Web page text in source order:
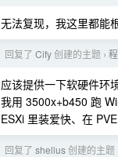
无法复现，我这里都能
回复了 Cify创建的主题 ›
应该提供一下软硬件环境
我用 3500x+b450 跑
ESXi 里装爱快、在
回复了 shellus创建的主题